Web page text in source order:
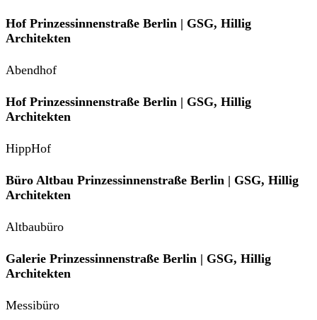
Hof Prinzessinnenstraße Berlin | GSG, Hillig
Architekten
Abendhof
Hof Prinzessinnenstraße Berlin | GSG, Hillig
Architekten
HippHof
Büro Altbau Prinzessinnenstraße Berlin | GSG, Hillig
Architekten
Altbaubüro
Galerie Prinzessinnenstraße Berlin | GSG, Hillig
Architekten
Messibüro